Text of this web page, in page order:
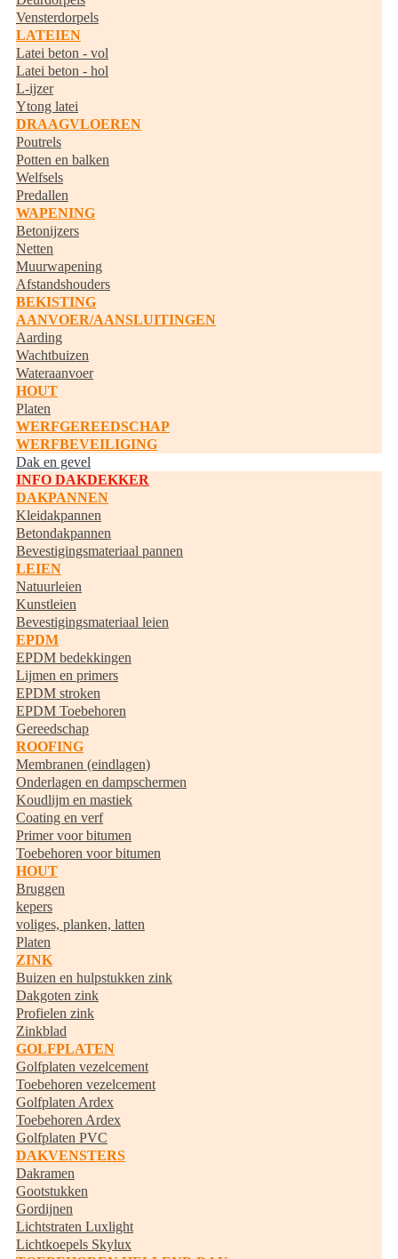
Vensterdorpels
LATEIEN
Latei beton - vol
Latei beton - hol
L-ijzer
Ytong latei
DRAAGVLOEREN
Poutrels
Potten en balken
Welfsels
Predallen
WAPENING
Betonijzers
Netten
Muurwapening
Afstandshouders
BEKISTING
AANVOER/AANSLUITINGEN
Aarding
Wachtbuizen
Wateraanvoer
HOUT
Platen
WERFGEREEDSCHAP
WERFBEVEILIGING
Dak en gevel
INFO DAKDEKKER
DAKPANNEN
Kleidakpannen
Betondakpannen
Bevestigingsmateriaal pannen
LEIEN
Natuurleien
Kunstleien
Bevestigingsmateriaal leien
EPDM
EPDM bedekkingen
Lijmen en primers
EPDM stroken
EPDM Toebehoren
Gereedschap
ROOFING
Membranen (eindlagen)
Onderlagen en dampschermen
Koudlijm en mastiek
Coating en verf
Primer voor bitumen
Toebehoren voor bitumen
HOUT
Bruggen
kepers
voliges, planken, latten
Platen
ZINK
Buizen en hulpstukken zink
Dakgoten zink
Profielen zink
Zinkblad
GOLFPLATEN
Golfplaten vezelcement
Toebehoren vezelcement
Golfplaten Ardex
Toebehoren Ardex
Golfplaten PVC
DAKVENSTERS
Dakramen
Gootstukken
Gordijnen
Lichtstraten Luxlight
Lichtkoepels Skylux